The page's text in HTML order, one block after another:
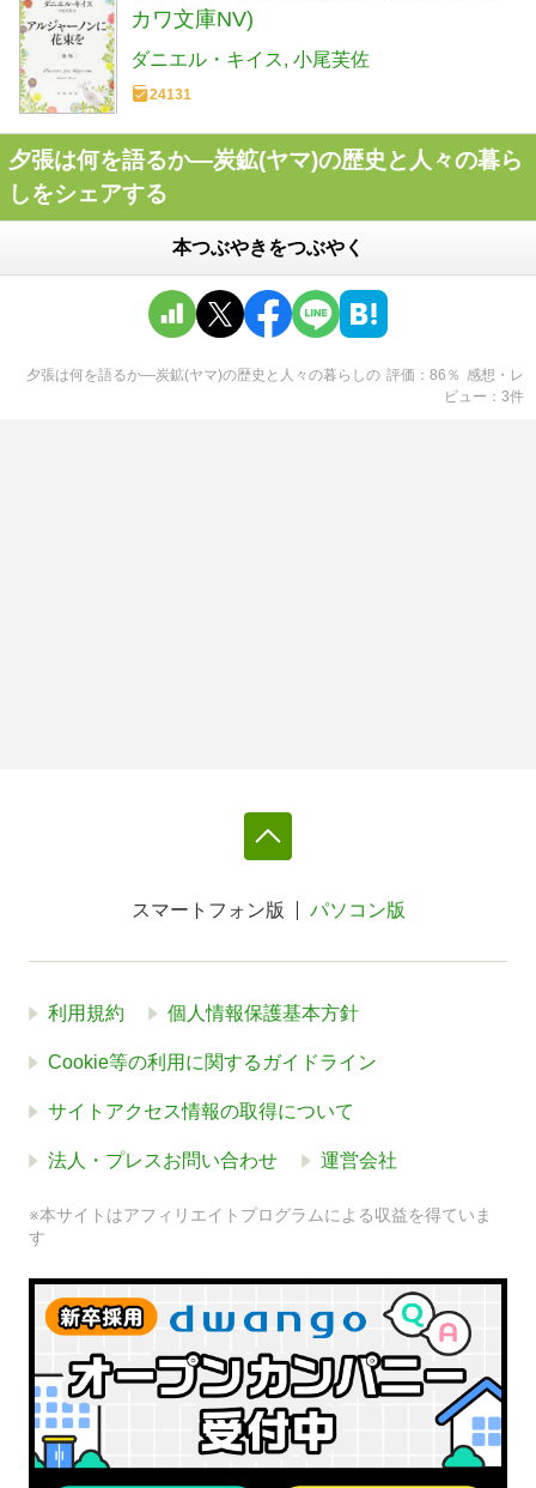
カワ文庫NV)
ダニエル・キイス 小尾芙佐
24131
夕張は何を語るか―炭鉱(ヤマ)の歴史と人々の暮ら
しをシェアする
本つぶやきをつぶやく
夕張は何を語るか―炭鉱(ヤマ)の歴史と人々の暮らしの 評価 86 ％ 感想・レ
ビュー
3件
スマートフォン版 パソコン版
利用規約 個人情報保護基本方針
Cookie等の利用に関するガイドライン
サイトアクセス情報の取得について
法人・プレスお問い合わせ 運営会社
※本サイトはアフィリエイトプログラムによる収益を得ていま
す